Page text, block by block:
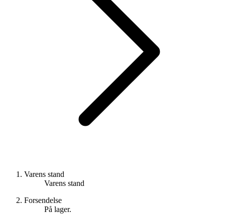
Varens stand
Varens stand
Forsendelse
På lager.